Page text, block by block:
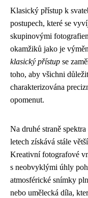
Klasický přístup k
postupech, které se
skupinovými
okamžiků jako je
klasický přístup se
toho, aby všichni
charakterizována
opomenut.
Na druhé straně
letech získává stále
Kreativní fotografové
s neobvyklými úhly
atmosférické snímky
nebo umělecká díla,